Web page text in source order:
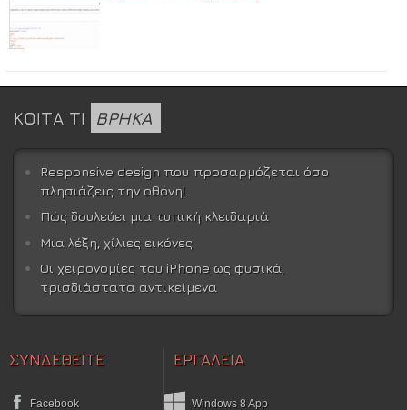
ΚΟΙΤΑ ΤΙ ΒΡΗΚΑ
Responsive design που προσαρμόζεται όσο
πλησιάζεις την οθόνη!
Πώς δουλεύει μια τυπική κλειδαριά
Μια λέξη, χίλιες εικόνες
Οι χειρονομίες του iPhone ως φυσικά,
τρισδιάστατα αντικείμενα
ΣΥΝΔΕΘΕΙΤΕ
Facebook
ΕΡΓΑΛΕΙΑ
Windows 8 App